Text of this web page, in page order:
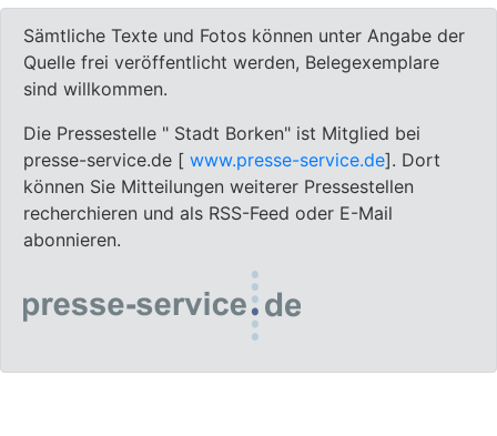
Sämtliche Texte und Fotos können unter Angabe der
Quelle frei veröffentlicht werden, Belegexemplare
sind willkommen.
Die Pressestelle " Stadt Borken" ist Mitglied bei
presse-service.de [ www.presse-service.de]. Dort
können Sie Mitteilungen weiterer Pressestellen
recherchieren und als RSS-Feed oder E-Mail
abonnieren.